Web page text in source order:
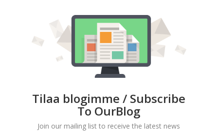
Tilaa blogimme / Subscribe
To OurBlog
Join our mailing list to receive the latest news